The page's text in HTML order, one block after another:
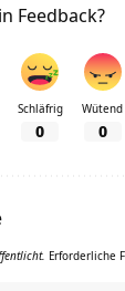
Feedback?
Schläfrig
0
Wütend
0
Erforderliche